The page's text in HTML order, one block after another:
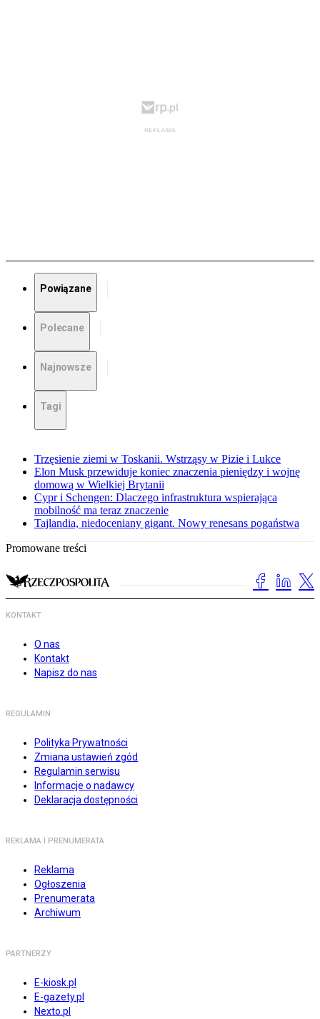
Powiązane
Polecane
Najnowsze
Tagi
Trzęsienie ziemi w Toskanii. Wstrząsy w Pizie i Lukce
Elon Musk przewiduje koniec znaczenia pieniędzy i wojnę
domową w Wielkiej Brytanii
Cypr i Schengen: Dlaczego infrastruktura wspierająca
mobilność ma teraz znaczenie
Tajlandia, niedoceniany gigant. Nowy renesans pogaństwa
Promowane treści
KONTAKT
O nas
Kontakt
Napisz do nas
REGULAMIN
Polityka Prywatności
Zmiana ustawień zgód
Regulamin serwisu
Informacje o nadawcy
Deklaracja dostępności
REKLAMA I PRENUMERATA
Reklama
Ogłoszenia
Prenumerata
Archiwum
PARTNERZY
E-kiosk.pl
E-gazety.pl
Nexto.pl